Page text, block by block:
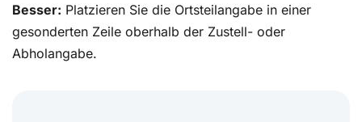
Besser: Platzieren Sie die Ortsteilangabe in einer
gesonderten Zeile oberhalb der Zustell- oder
Abholangabe.